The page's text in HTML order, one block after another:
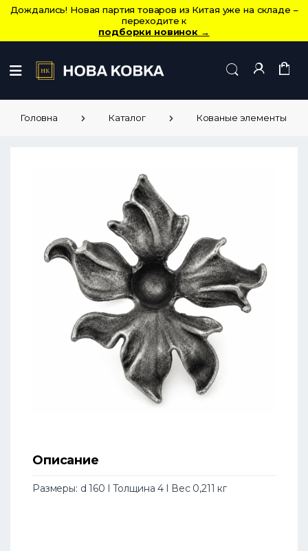
Дождались! Новая партия товаров из Китая уже на складе –
переходите к
подборки новинок →
Головна Каталог Кованые элементы
Описание
Размеры: d 160 l Толщина 4 l Вес 0,211 кг